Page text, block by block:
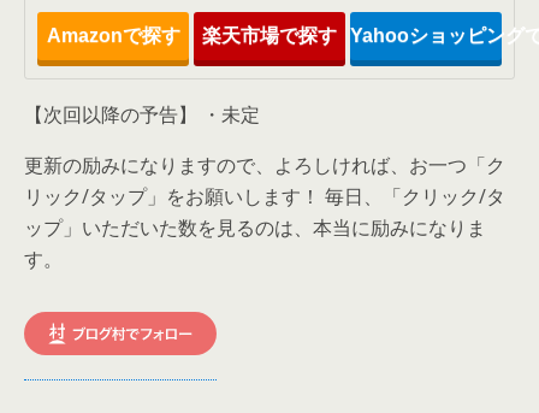
Amazonで探す 楽天市場で探す Yahooショッピング
【次回以降の予告】 ・未定
更新の励みになりますので、よろしければ、お一つ「ク
リック/タップ」をお願いします！ 毎日、「クリック/タ
ップ」いただいた数を見るのは、本当に励みになりま
す。